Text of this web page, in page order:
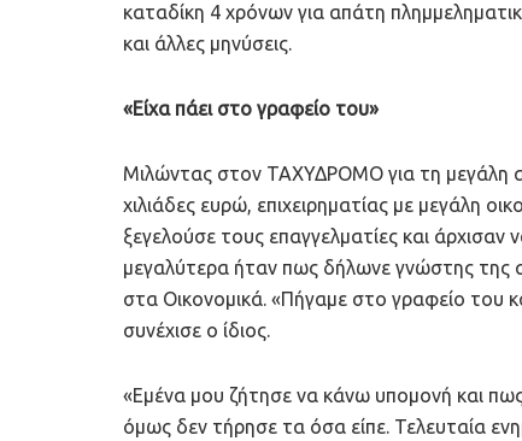
καταδίκη 4 χρόνων για απάτη
και άλλες μηνύσεις.
«Είχα πάει στο γραφείο του»
Μιλώντας στον ΤΑΧΥΔΡΟΜΟ για τη μεγάλη
χιλιάδες ευρώ, επιχειρηματίας με μεγάλη
ξεγελούσε τους επαγγελματίες και άρχισαν
μεγαλύτερα ήταν πως δήλωνε γνώστης της
στα Οικονομικά. «Πήγαμε στο γραφείο του
συνέχισε ο ίδιος.
«Εμένα μου ζήτησε να κάνω υπομονή και
όμως δεν τήρησε τα όσα είπε. Τελευταία